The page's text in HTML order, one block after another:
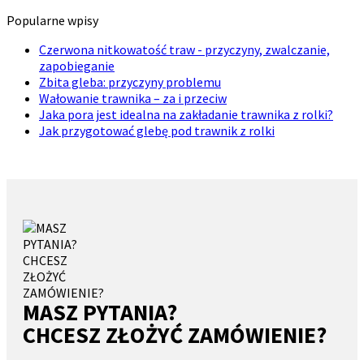
Popularne wpisy
Czerwona nitkowatość traw - przyczyny, zwalczanie,
zapobieganie
Zbita gleba: przyczyny problemu
Wałowanie trawnika – za i przeciw
Jaka pora jest idealna na zakładanie trawnika z rolki?
Jak przygotować glebę pod trawnik z rolki
MASZ PYTANIA?
CHCESZ ZŁOŻYĆ ZAMÓWIENIE?